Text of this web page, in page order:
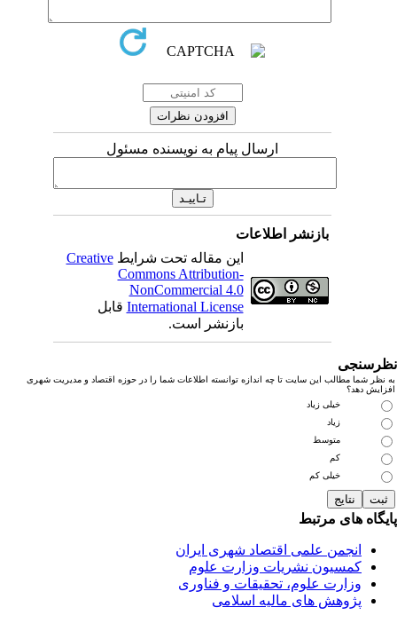
ارسال پیام به نویسنده مسئول
بازنشر اطلاعات
این مقاله تحت شرایطCreative
Commons Attribution-
NonCommercial 4.0
International Licenseقابل
بازنشر است.
نظر شما مطالب این سایت تا چه اندازه توانسته اطلاعات شما را در حوزه اقتصاد و مدیریت شهری
دهد؟
خیلی زیاد
زیاد
متوسط
خیلی کم
های مرتبط
انجمن علمی اقتصاد شهری ایران
کمسیون نشریات وزارت علوم
وزارت علوم، تحقیقات و فناوری
پژوهش های مالیه اسلامی